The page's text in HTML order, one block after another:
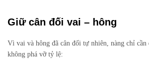
Giữ cân đối vai – hông
Vì vai và hông đã cân đối tự nhiên, nàng chỉ cần
không phá vỡ tỷ lệ: